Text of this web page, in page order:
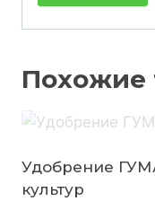
Похожие
Удобрение
культур